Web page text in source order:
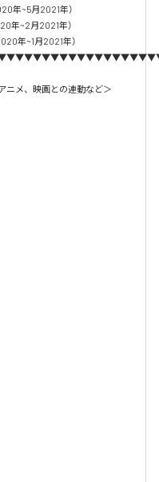
年~5月2021年）
年~2月2021年）
年~1月2021年）
ニメ、映画との連動など＞